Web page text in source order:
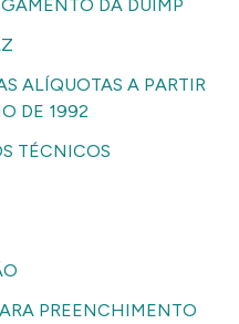
DA DUIMP
ALÍQUOTAS A PARTIR
DE 1992
TÉCNICOS
PREENCHIMENTO